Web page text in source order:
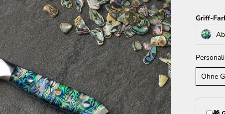
Griff-
Ohne